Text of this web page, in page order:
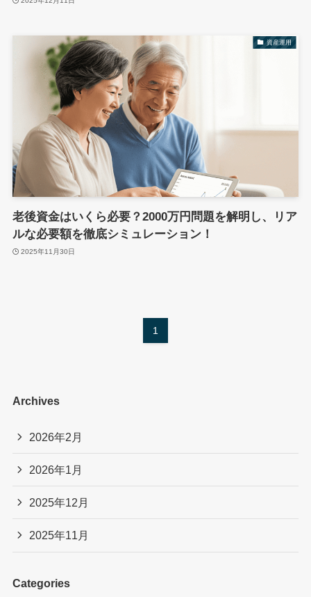
資産運用
老後資金はいくら必要？2000万円問題を解明し、リア
ルな必要額を徹底シミュレーション！
2025年11月30日
1
Archives
2026年2月
2026年1月
2025年12月
2025年11月
Categories